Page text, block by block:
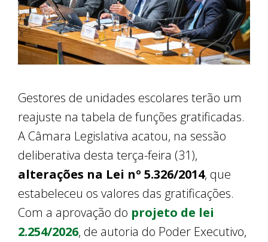
Gestores de unidades escolares terão um
reajuste na tabela de funções gratificadas.
A Câmara Legislativa acatou, na sessão
deliberativa desta terça-feira (31),
alterações na Lei nº 5.326/2014, que
estabeleceu os valores das gratificações.
Com a aprovação do projeto de lei
2.254/2026, de autoria do Poder Executivo,